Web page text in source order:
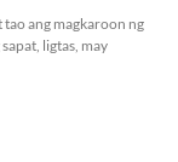
ang magkaroon ng
ligtas, may